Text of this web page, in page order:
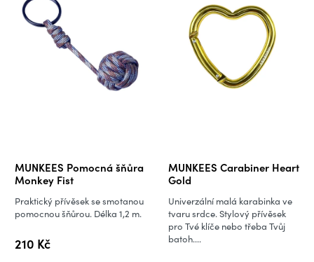
MUNKEES Pomocná šňůra
Monkey Fist
210 Kč
Praktický přívěsek se smotanou
pomocnou šňůrou. Délka 1,2 m.
MUNKEES Carabiner Heart
Gold
Univerzální malá karabinka ve
tvaru srdce. Stylový přívěsek
pro Tvé klíče nebo třeba Tvůj
batoh....